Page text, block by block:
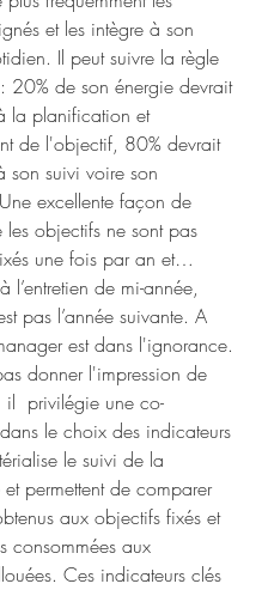
et les intègre à son
Il peut suivre la règle
de son énergie devrait
la planification et
de l'objectif, 80% devrait
son suivi voire son
excellente façon de
les objectifs ne sont pas
une fois par an et…
l’entretien de mi-année,
pas l’année suivante. A
est dans l'ignorance.
donner l'impression de
il  privilégie une co-
le choix des indicateurs
le suivi de la
permettent de comparer
aux objectifs fixés et
consommées aux
Ces indicateurs clés